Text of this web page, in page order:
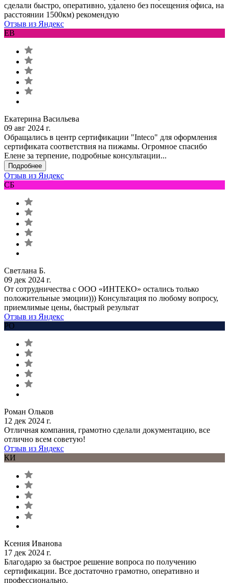
сделали быстро, оперативно, удалено без посещения офиса, на
расстоянии 1500км) рекомендую
Отзыв из Яндекс
ЕВ
Екатерина Васильева
09 авг 2024 г.
Обращались в центр сертификации "Inteco" для оформления
сертификата соответствия на пижамы. Огромное спасибо
Елене за терпение, подробные консультации...
Подробнее
Отзыв из Яндекс
СБ
Светлана Б.
09 дек 2024 г.
От сотрудничества с ООО «ИНТЕКО» остались только
положительные эмоции))) Консультация по любому вопросу,
приемлимые цены, быстрый результат
Отзыв из Яндекс
РО
Роман Ольков
12 дек 2024 г.
Отличная компания, грамотно сделали документацию, все
отлично всем советую!
Отзыв из Яндекс
КИ
Ксения Иванова
17 дек 2024 г.
Благодарю за быстрое решение вопроса по получению
сертификации. Все достаточно грамотно, оперативно и
профессионально.